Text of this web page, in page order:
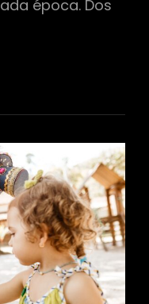
época. Dos